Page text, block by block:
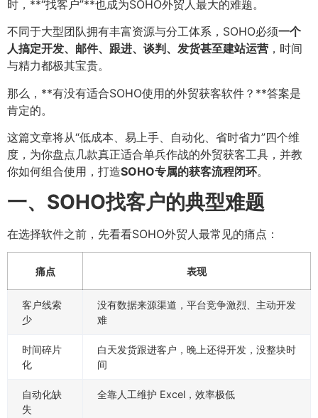
时，**“找客户”**也成为SOHO外贸人最大的难题。
不同于大型团队拥有丰富资源与分工体系，SOHO必须一个
人搞定开发、邮件、跟进、谈判、发货甚至建站运营 ，时间
与精力都极其宝贵。
那么，**有没有适合SOHO使用的外贸获客软件？**答案是
肯定的。
这篇文章将从“低成本、易上手、自动化、省时省力”四个维
度，为你盘点几款真正适合单兵作战的外贸获客工具，并教
你如何组合使用，打造SOHO专属的获客流程闭环。
一、SOHO找客户的典型难题
在选择软件之前，先看看SOHO外贸人最常见的痛点：
痛点 表现
客户线索
少
没有数据来源渠道，平台竞争激烈、主动开发
难
时间碎片
化
白天发货跟进客户，晚上还得开发，没整块时
间
自动化缺
失
全靠人工维护 Excel，效率极低